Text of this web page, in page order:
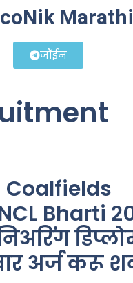
Marathi
जॉईन
Coalfields
Bharti
अर्ज करू